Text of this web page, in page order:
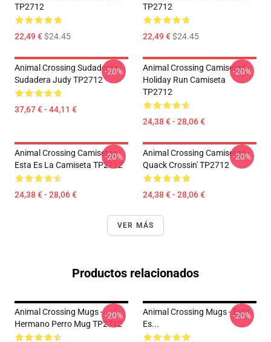
TP2712
22,49 €$24.45
TP2712
22,49 €$24.45
Animal Crossing Sudaderas -
Sudadera Judy TP2712
37,67 € - 44,11 €
-20%
Animal Crossing Camisetas -
Holiday Run Camiseta
TP2712
24,38 € - 28,06 €
-20%
Animal Crossing Camisetas -
Esta Es La Camiseta TP2712
24,38 € - 28,06 €
-20%
Animal Crossing Camisetas -
Quack Crossin' TP2712
24,38 € - 28,06 €
-20%
VER MÁS
Productos relacionados
Animal Crossing Mugs -
Hermano Perro Mug TP2712
-20%
Animal Crossing Mugs - Esto
Es...
-20%